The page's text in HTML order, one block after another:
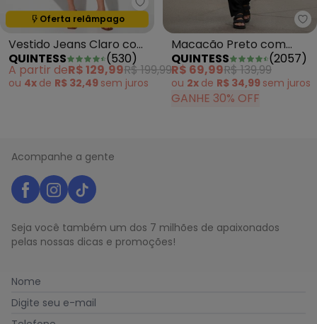
Quintess - Vestido Jeans Claro
Oferta relâmpago
Termina em:00:00:00
Vestido Jeans Claro com
Bolsos
QUINTESS (530)
A partir deR$ 129,99R$ 199,99
ou 4x de R$ 32,49 sem juros
Macacão Preto com
Alcinhas e Faixa
QUINTESS (2057)
R$ 69,99R$ 139,99
ou 2x de R$ 34,99 sem juros
GANHE 30% OFF
Acompanhe a gente
Seja você também um dos 7 milhões de apaixonados
pelas nossas dicas e promoções!
Nome
Digite seu e-mail